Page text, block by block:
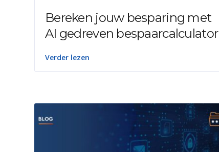
Bereken jouw besparing met
AI gedreven bespaarcalculator
Verder lezen